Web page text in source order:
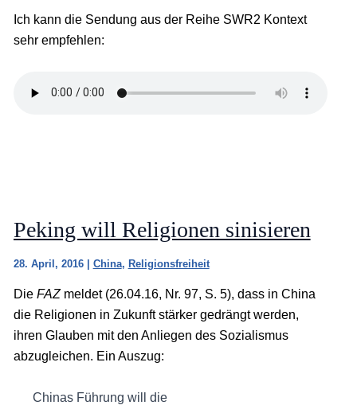
Ich kann die Sendung aus der Reihe SWR2 Kontext
sehr empfehlen:
Peking will Religionen sinisieren
28. April, 2016 China, Religionsfreiheit
Die FAZmeldet (26.04.16, Nr. 97, S. 5), dass in China
die Religionen in Zukunft stärker gedrängt werden,
ihren Glauben mit den Anliegen des Sozialismus
abzugleichen. Ein Auszug:
Chinas Führung will die